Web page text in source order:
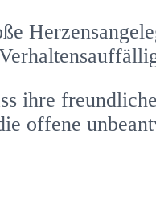
ihre
offene